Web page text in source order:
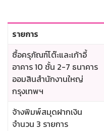
รายการ
ซื้อครุภัณฑ์โต๊ะและเก้าอี้
อาคาร 10 ชั้น 2-7 ธนาคาร
ออมสินสำนักงานใหญ่
กรุงเทพฯ
จ้างพิมพ์สมุดฝากเงิน
จำนวน 3 รายการ